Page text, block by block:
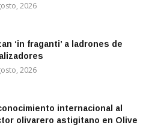
2026
‘in fraganti’ a ladrones de
2026
internacional al
olivarero astigitano en Olive